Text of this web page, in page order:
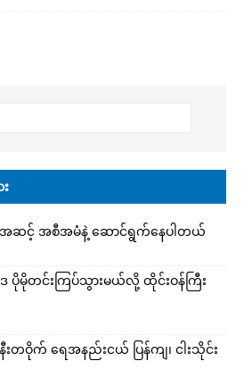
အဆင့် အစီအမံနဲ့ ဆောင်ရွက်နေပါတယ်
မိုတင်းကြပ်သွားမယ်လို့ ထိုင်းဝန်ကြီး
တဝိုက် ရေအနည်းငယ် ပြန်ကျ၊ ငါးသိုင်း